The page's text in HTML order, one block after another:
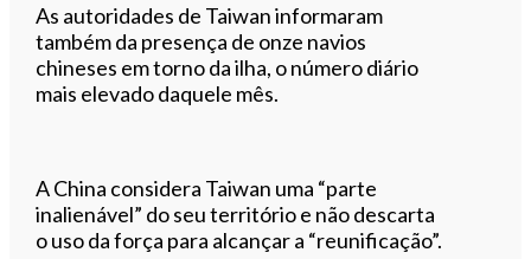
As autoridades de Taiwan informaram
também da presença de onze navios
chineses em torno da ilha, o número diário
mais elevado daquele mês.
A China considera Taiwan uma “parte
inalienável” do seu território e não descarta
o uso da força para alcançar a “reunificação”.